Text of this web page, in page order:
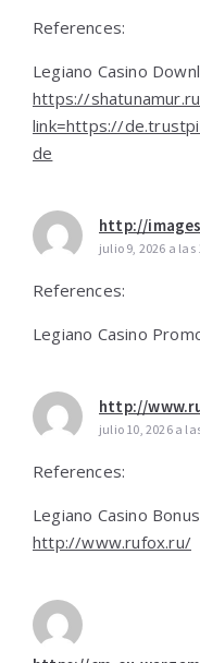
References:
Legiano Casino
https://
link=https://
de
http://
julio 9, 2026 a las
References:
Legiano Casino
http://
julio 10, 2026 a
References:
Legiano Casino
http://www.rufox.ru/